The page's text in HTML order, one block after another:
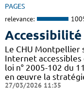
PAGES
relevance:
Accessibilité
Le CHU Montpellier
Internet
loi n° 2005-102 du
en œuvre la
27/03/2026 11:35